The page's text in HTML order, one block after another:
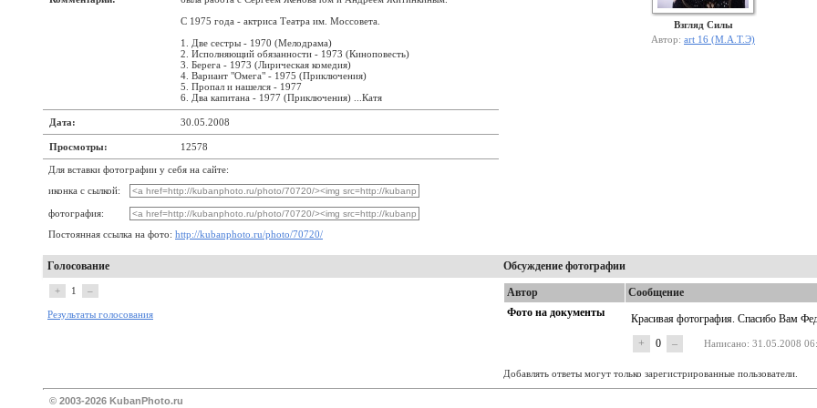
С 1975 года - актриса Театра им. Моссовета.
1. Две сестры - 1970 (Мелодрама)
2. Исполняющий обязанности - 1973 (Киноповесть)
3. Берега - 1973 (Лирическая комедия)
4. Вариант "Омега" - 1975 (Приключения)
5. Пропал и нашелся - 1977
6. Два капитана - 1977 (Приключения) ...Катя
Дата: 30.05.2008
Просмотры: 12578
Для вставки фотографии у себя на сайте:
иконка с сылкой:
фотография:
Постоянная ссылка на фото: http://kubanphoto.ru/photo/70720/
Взгляд Силы
Автор: art 16 (М.А.Т.Э)
Голосование Обсуждение фотографии
+ 1 –
Результаты голосования
Автор
Сообщение
Фото на документы
Красивая фотография. Спасибо Вам
+
0 – Написано: 31.05.2008
Добавлять ответы могут только зарегистрированные пользователи.
© 2003-2026 KubanPhoto.ru